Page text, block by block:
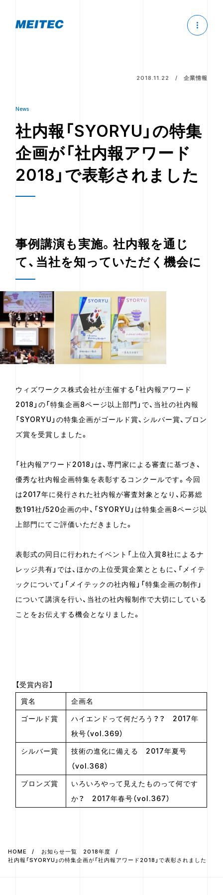
企業情報
2018.11.22
News
社内報「SYORYU」の特集
企画が「社内報アワード
2018」で表彰されました
事例講演も実施。社内報を通じ
て、当社を知っていただく機会に
ウィズワークス株式会社が主催する「社内報アワード
2018」の「特集企画8ページ以上部門」で、当社の社内報
「SYORYU」の特集企画がゴールド賞、シルバー賞、ブロン
ズ賞を受賞しました。
「社内報アワード2018」は、専門家による審査に基づき、
優秀な社内報企画特集を表彰するコンクールです。今回
は2017年に発行された社内報が審査対象となり、応募総
数191社/520企画の中、「SYORYU」は特集企画8ページ以
上部門にてご評価いただきました。
表彰式の同日に行われたイベント「上位入賞8社によるナ
レッジ共有」では、ほかの上位受賞企業とともに、「メイテ
ックについて」「メイテックの社内報」「特集企画の制作」
について講演を行い、当社の社内報制作で大切にしている
ことをお伝えする機会となりました。
【受賞内容】
賞名
企画名
ゴールド賞
ハイエンドって何だろう？？ 2017年
秋号（vol.369）
シルバー賞
技術の進化に備える 2017年夏号
（vol.368）
ブロンズ賞
いろいろやって見えたものって何です
か？ 2017年春号（vol.367）
HOME
お知らせ一覧 2018年度
社内報「SYORYU」の特集企画が「社内報アワード2018」で表彰されました